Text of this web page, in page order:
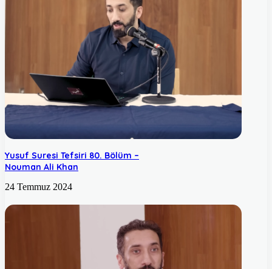
Yusuf Suresi Tefsiri 80. Bölüm –
Nouman Ali Khan
24 Temmuz 2024